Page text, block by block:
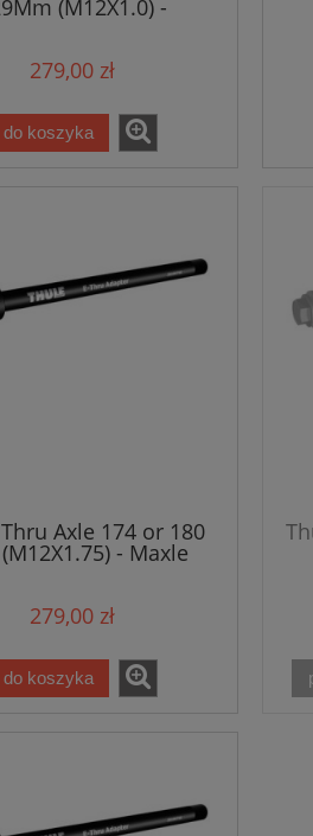
(M12X1.0) -
Syntace/Fatbike
279,00 zł
do koszyka
Axle 174 or 180
- Maxle
279,00 zł
do koszyka